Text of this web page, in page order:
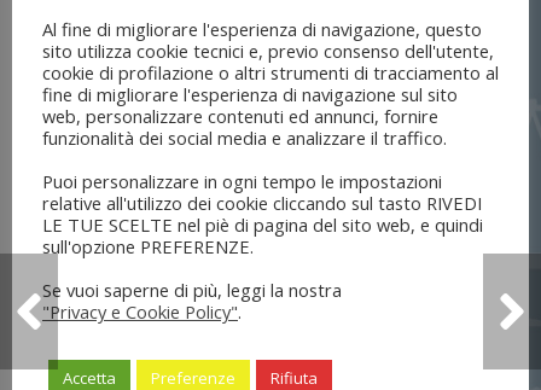
Al fine di migliorare l'esperienza di navigazione, questo
sito utilizza cookie tecnici e, previo consenso dell'utente,
cookie di profilazione o altri strumenti di tracciamento al
fine di migliorare l'esperienza di navigazione sul sito
web, personalizzare contenuti ed annunci, fornire
funzionalità dei social media e analizzare il traffico.
Puoi personalizzare in ogni tempo le impostazioni
relative all'utilizzo dei cookie cliccando sul tasto RIVEDI
LE TUE SCELTE nel piè di pagina del sito web, e quindi
sull'opzione PREFERENZE.
Se vuoi saperne di più, leggi la nostra
"Privacy e Cookie Policy".
Accetta Preferenze Rifiuta